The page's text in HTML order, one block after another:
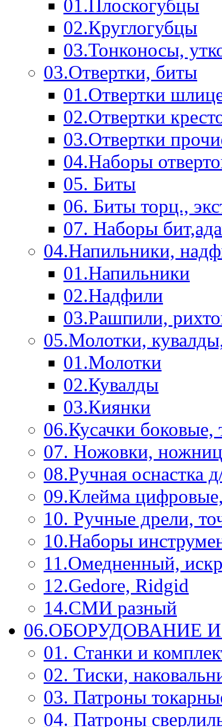
01.Плоскогубцы
02.Круглогубцы
03.Тонконосы,
03.Отвертки, биты
01.Отвертки
02.Отвертки
03.Отвертки
04.Наборы
05. Биты
06. Биты торц.,
07. Наборы
04.Напильники,
01.Напильники
02.Надфили
03.Рашпили,
05.Молотки,
01.Молотки
02.Кувалды
03.Киянки
06.Кусачки боковые,
07. Ножовки,
08.Ручная оснастка
09.Клейма
10. Ручные дрели,
10.Наборы
11.Омедненный,
12.Gedore, Ridgid
14.СМИ разный
06.ОБОРУДОВАНИЕ
01. Станки и
02. Тиски,
03. Патроны
04. Патроны